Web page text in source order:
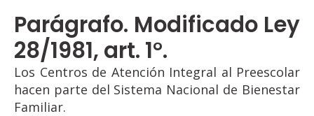
Parágrafo. Modificado Ley
28/1981, art. 1°.
Los Centros de Atención Integral al Preescolar
hacen parte del Sistema Nacional de Bienestar
Familiar.